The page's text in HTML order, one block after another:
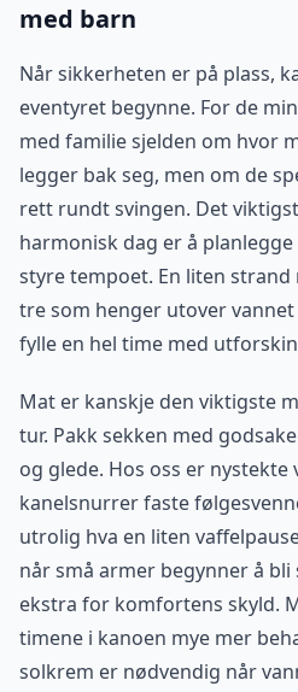
med barn
Når sikkerheten er på plass,
eventyret begynne. For de
med familie sjelden om hvor
legger bak seg, men om de
rett rundt svingen. Det
harmonisk dag er å
styre tempoet. En liten
tre som henger utover
fylle en hel time med
Mat er kanskje den viktigste
tur. Pakk sekken med
og glede. Hos oss er
kanelsnurrer faste
utrolig hva en liten
når små armer begynner å
ekstra for komfortens skyld.
timene i kanoen mye mer
solkrem er nødvendig når